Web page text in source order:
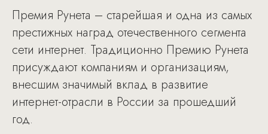
Премия Рунета – старейшая и одна из самых
престижных наград отечественного сегмента
сети интернет. Традиционно Премию Рунета
присуждают компаниям и организациям,
внесшим значимый вклад в развитие
интернет-отрасли в России за прошедший
год.